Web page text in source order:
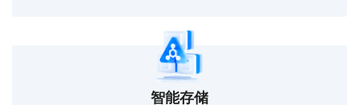
智能存储